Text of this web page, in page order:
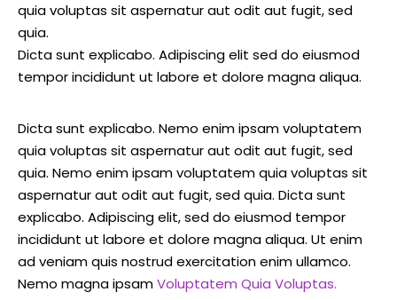
quia voluptas sit aspernatur aut odit aut fugit, sed
quia.
Dicta sunt explicabo. Adipiscing elit sed do eiusmod
tempor incididunt ut labore et dolore magna aliqua.
Dicta sunt explicabo. Nemo enim ipsam voluptatem
quia voluptas sit aspernatur aut odit aut fugit, sed
quia. Nemo enim ipsam voluptatem quia voluptas sit
aspernatur aut odit aut fugit, sed quia. Dicta sunt
explicabo. Adipiscing elit, sed do eiusmod tempor
incididunt ut labore et dolore magna aliqua. Ut enim
ad veniam quis nostrud exercitation enim ullamco.
Nemo magna ipsamVoluptatem Quia Voluptas.